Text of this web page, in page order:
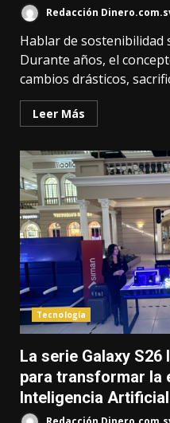
Redacción
Hablar de
Durante años, el
cambios drásticos,
Leer Más
Tecnología
La serie Galaxy S26
para transformar la
Inteligencia Artificial